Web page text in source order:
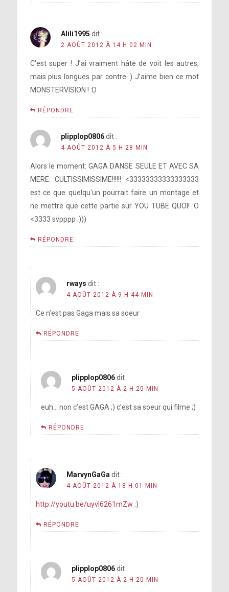
Alili1995 dit :
2 AOÛT 2012 À 14 H 02 MIN
C’est super ! J’ai vraiment hâte de voit les autres,
mais plus longues par contre :) J’aime bien ce mot
MONSTERVISION ! :D
RÉPONDRE
plipplop0806 dit :
4 AOÛT 2012 À 5 H 28 MIN
Alors le moment: GAGA DANSE SEULE ET AVEC SA
MERE: CULTISSIMISSIME!!!!!! <33333333333333333
est ce que quelqu'un pourrait faire un montage et
ne mettre que cette partie sur YOU TUBE QUOI! :O
<3333 svpppp :)))
RÉPONDRE
rways dit :
4 AOÛT 2012 À 9 H 44 MIN
Ce n’est pas Gaga mais sa soeur
RÉPONDRE
plipplop0806dit :
5 AOÛT 2012 À 2 H 20 MIN
euh… non c’est GAGA ;) c’est sa soeur qui filme ;)
RÉPONDRE
MarvynGaGa dit :
4 AOÛT 2012 À 18 H 01 MIN
http://youtu.be/uyvl6261mZw :)
RÉPONDRE
plipplop0806dit :
5 AOÛT 2012 À 2 H 20 MIN